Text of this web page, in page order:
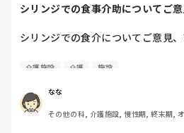
⑥決まったことは誰が全体的に通
看護師として主に関与できるのは
シリンジでの食事介助についてご
シリンジでの食介についてご意見
特養で働いています。
になったのですが、開口すること
ないためシリンジで介助されている
本人が食べたくないと拒否してい
介護施設 介護 施設
なな
その他の科, 介護施設, 慢性期, 終末期,